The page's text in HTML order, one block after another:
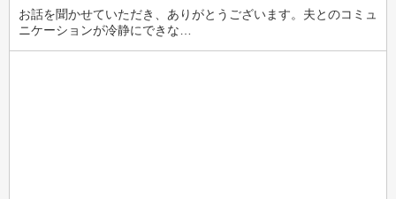
お話を聞かせていただき、ありがとうございます。夫とのコミュ
ニケーションが冷静にできな…